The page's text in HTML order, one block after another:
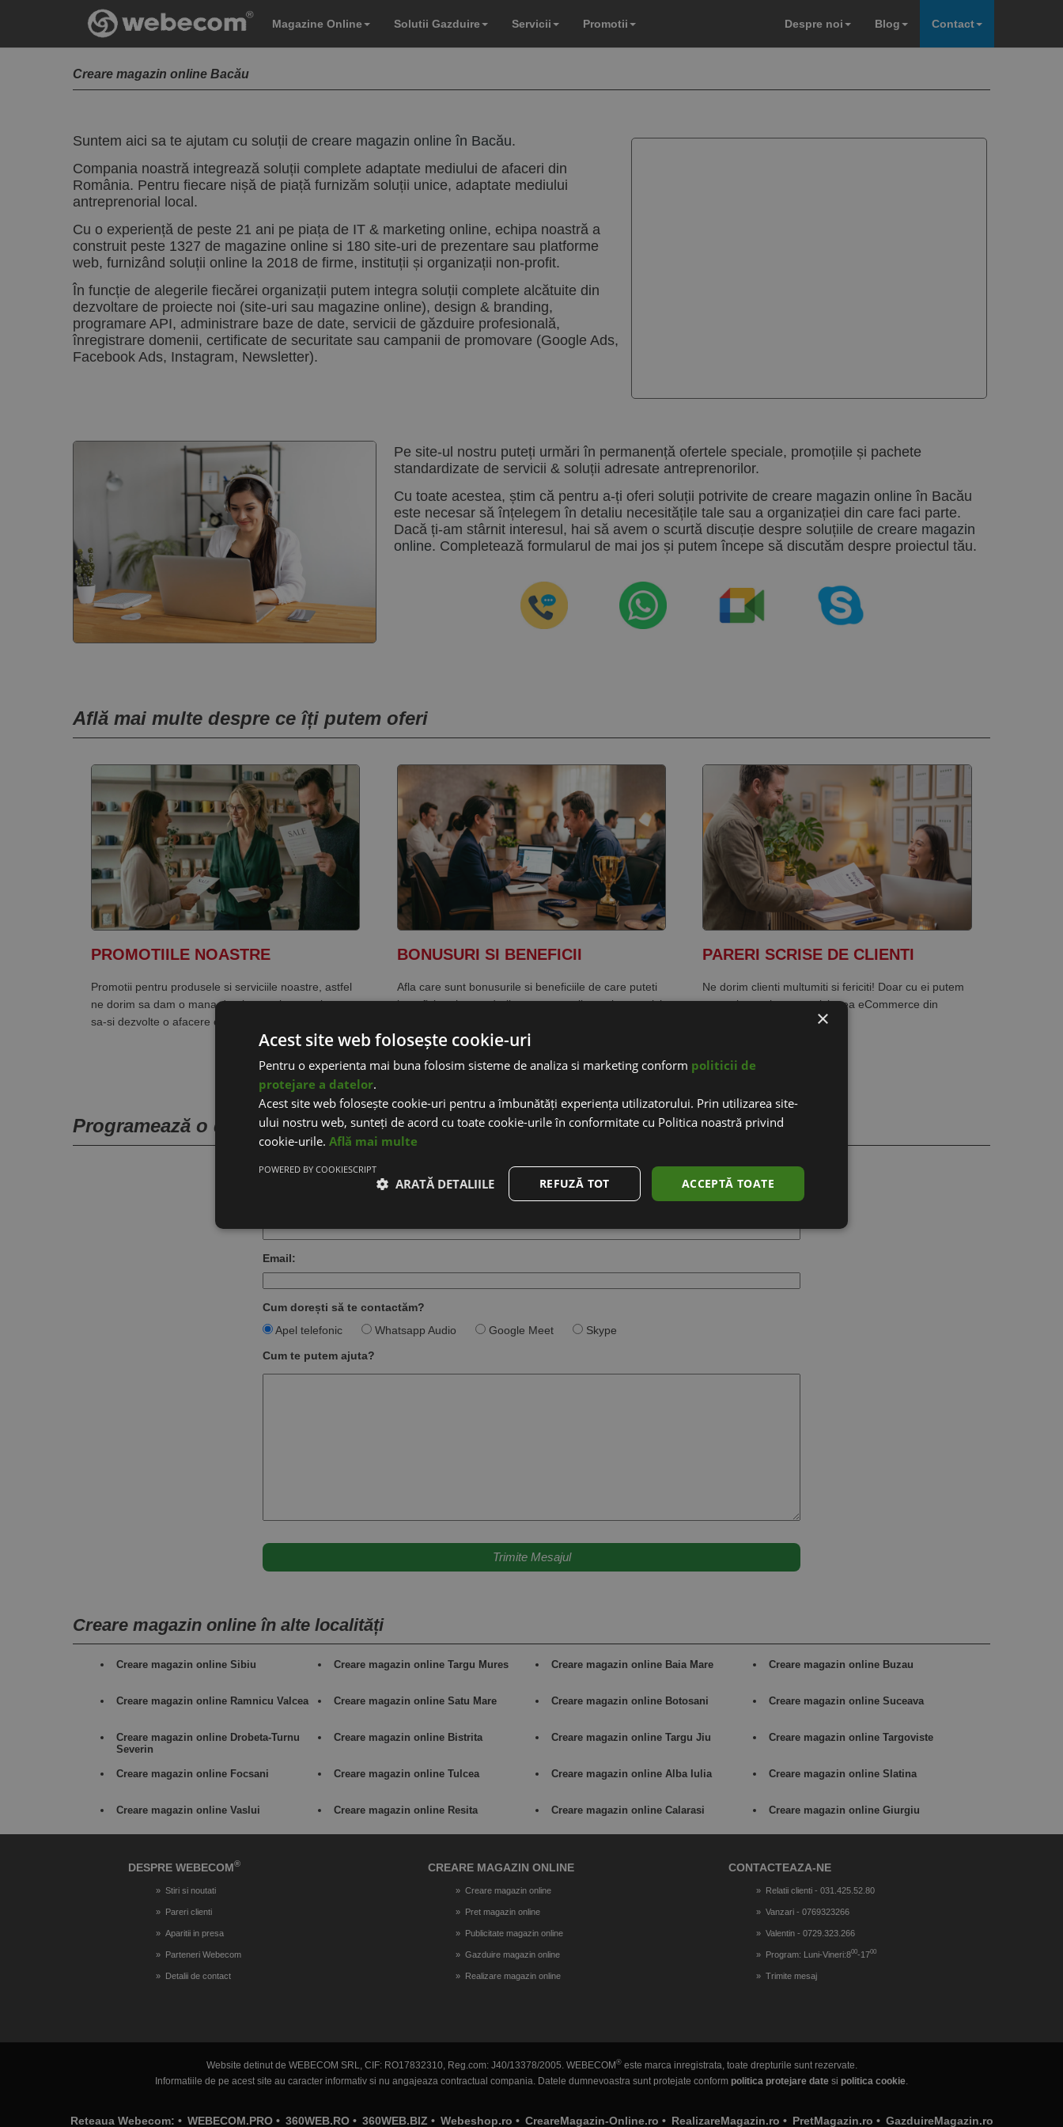
Magazine Online Solutii Gazduire Servicii Promotii Despre noi Blog Contact
Creare magazin online Bacău
Suntem aici sa te ajutam cu soluții de creare magazin online în Bacău.
Compania noastră integrează soluții complete adaptate mediului de afaceri din
România. Pentru fiecare nișă de piață furnizăm soluții unice, adaptate mediului
antreprenorial local.
Cu o experiență de peste 21 ani pe piața de IT & marketing online, echipa noastră a
construit peste 1327 de magazine online si 180 site-uri de prezentare sau platforme
web, furnizând soluții online la 2018 de firme, instituții și organizații non-profit.
În funcție de alegerile fiecărei organizații putem integra soluții complete alcătuite din
dezvoltare de proiecte noi (site-uri sau magazine online), design & branding,
programare API, administrare baze de date, servicii de găzduire profesională,
înregistrare domenii, certificate de securitate sau campanii de promovare (Google Ads,
Facebook Ads, Instagram, Newsletter).
Pe site-ul nostru puteți urmări în permanență ofertele speciale, promoțiile și pachete
standardizate de servicii & soluții adresate antreprenorilor.
Cu toate acestea, știm că pentru a-ți oferi soluții potrivite de creare magazin online în Bacău
este necesar să înțelegem în detaliu necesitățile tale sau a organizației din care faci parte.
Dacă ți-am stârnit interesul, hai să avem o scurtă discuție despre soluțiile de creare magazin
online. Completează formularul de mai jos și putem începe să discutăm despre proiectul tău.
Află mai multe despre ce îți putem oferi
PROMOTIILE NOASTRE
Promotii pentru produsele si serviciile noastre, astfel
ne dorim sa dam o mana de ajutor celor care incep
sa-si dezvolte o afacere online.
BONUSURI SI BENEFICII
Afla care sunt bonusurile si beneficiile de care puteti
beneficia prin acordurile cu partenerii nostri strategici.
PARERI SCRISE DE CLIENTI
Ne dorim clienti multumiti si fericiti! Doar cu ei putem
creste in continuare activitatea eCommerce din
Programează o discuție pentru creare magazin online
Email:
Cum dorești să te contactăm?
Apel telefonic
Whatsapp Audio Google Meet
Skype
Cum te putem ajuta?
Creare magazin online în alte localități
Creare magazin online Sibiu Creare magazin online Targu Mures Creare magazin online Baia Mare Creare magazin online Buzau
Creare magazin online Ramnicu Valcea Creare magazin online Satu Mare Creare magazin online Botosani Creare magazin online Suceava
Creare magazin online Drobeta-Turnu
Severin
Creare magazin online Bistrita Creare magazin online Targu Jiu Creare magazin online Targoviste
Creare magazin online Focsani Creare magazin online Tulcea Creare magazin online Alba Iulia Creare magazin online Slatina
Creare magazin online Vaslui Creare magazin online Resita Creare magazin online Calarasi Creare magazin online Giurgiu
DESPRE WEBECOM®
Stiri si noutati
Pareri clienti
Aparitii in presa
Parteneri Webecom
Detalii de contact
CREARE MAGAZIN ONLINE
Creare magazin online
Pret magazin online
Publicitate magazin online
Gazduire magazin online
Realizare magazin online
CONTACTEAZA-NE
Relatii clienti - 031.425.52.80
Vanzari - 0769323266
Valentin - 0729.323.266
Program: Luni-Vineri:800-1700
Trimite mesaj
Website detinut de WEBECOM SRL, CIF: RO17832310, Reg.com: J40/13378/2005. WEBECOM®este marca inregistrata, toate drepturile sunt rezervate.
Informatiile de pe acest site au caracter informativ si nu angajeaza contractual compania. Datele dumnevoastra sunt protejate conform politica protejare date si politica cookie
Reteaua Webecom: • WEBECOM.PRO• 360WEB.RO• 360WEB.BIZ • Webeshop.ro • CreareMagazin-Online.ro • RealizareMagazin.ro • PretMagazin.ro • GazduireMagazin.ro
×
Acest site web folosește cookie-uri
Pentru o experienta mai buna folosim sisteme de analiza si marketing conform politicii de
protejare a datelor.
Acest site web folosește cookie-uri pentru a îmbunătăți experiența utilizatorului. Prin utilizarea site-
ului nostru web, sunteți de acord cu toate cookie-urile în conformitate cu Politica noastră privind
cookie-urile. Află mai multe
ACCEPTĂ TOATE
REFUZĂ TOT
ARATĂ DETALIILE
POWERED BY COOKIESCRIPT